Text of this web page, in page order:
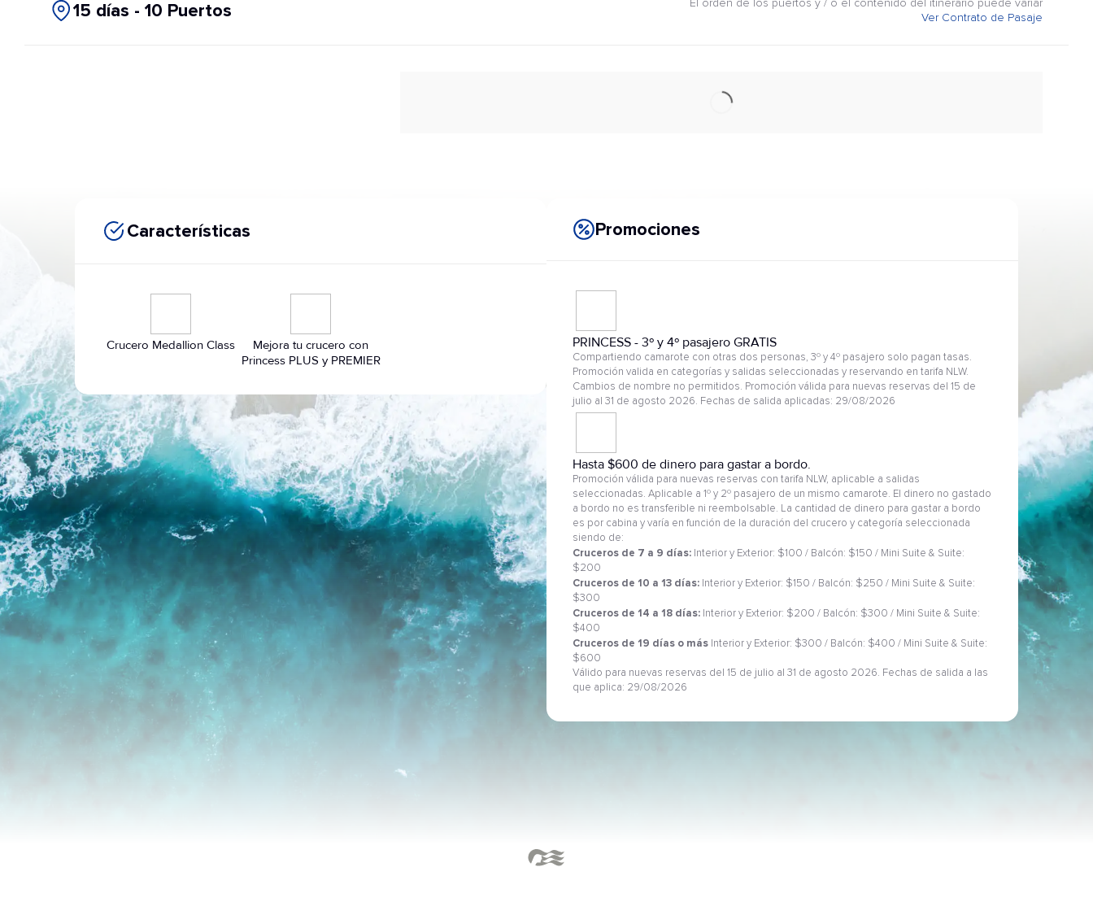
15 días - 10 Puertos
El orden de los puertos y / o el contenido del itinerario puede variar
Ver Contrato de Pasaje
Características
Crucero Medallion Class
Mejora tu crucero con
Princess PLUS y PREMIER
Promociones
PRINCESS - 3º y 4º pasajero GRATIS
Compartiendo camarote con otras dos personas, 3º y 4º pasajero solo pagan tasas.
Promoción valida en categorías y salidas seleccionadas y reservando en tarifa NLW.
Cambios de nombre no permitidos. Promoción válida para nuevas reservas del 15 de
julio al 31 de agosto 2026. Fechas de salida aplicadas: 29/08/2026
Hasta $600 de dinero para gastar a bordo.
Promoción válida para nuevas reservas con tarifa NLW, aplicable a salidas
seleccionadas. Aplicable a 1º y 2º pasajero de un mismo camarote. El dinero no gastado
a bordo no es transferible ni reembolsable. La cantidad de dinero para gastar a bordo
es por cabina y varía en función de la duración del crucero y categoría seleccionada
siendo de:
Cruceros de 7 a 9 días: Interior y Exterior: $100 / Balcón: $150 / Mini Suite & Suite:
$200
Cruceros de 10 a 13 días: Interior y Exterior: $150 / Balcón: $250 / Mini Suite & Suite:
$300
Cruceros de 14 a 18 días: Interior y Exterior: $200 / Balcón: $300 / Mini Suite & Suite:
$400
Cruceros de 19 días o más Interior y Exterior: $300 / Balcón: $400 / Mini Suite & Suite:
$600
Válido para nuevas reservas del 15 de julio al 31 de agosto 2026. Fechas de salida a las
que aplica: 29/08/2026